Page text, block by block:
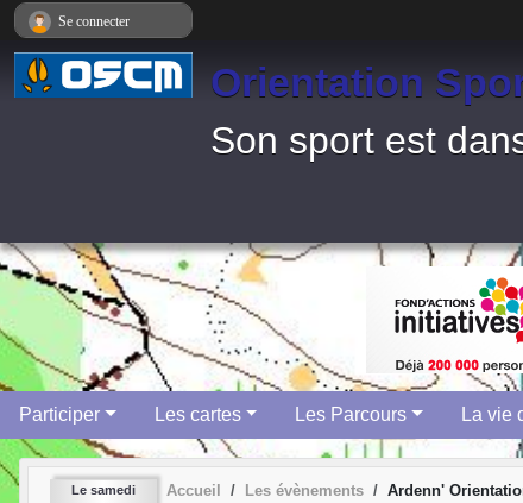
Orientation
Son sport est
Participer Les cartes Les Parcours La vie
Le samedi Accueil Les évènements Ardenn'
Se connecter
Panneau de gestion des cookies